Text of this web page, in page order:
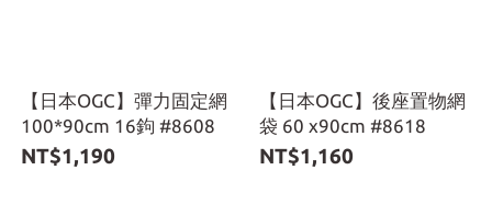
【日本OGC】彈力固定網
100*90cm 16鉤 #8608
NT$1,190
【日本OGC】後座置物網
袋 60 x90cm #8618
NT$1,160